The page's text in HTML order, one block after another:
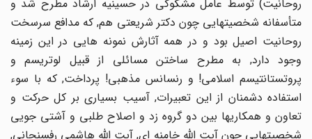
روحانیت) توسط عامل مشکوکى در حسینیه ارشاد مطرح شد و
متأسفانه شخصیتهایى چون دکتر شریعتى هم, که مدافع سرسخت
روحانیت اصیل بود و در همه آثارش نمونه هایى در این زمینه
وجود دارد, به مطرح ساختن مسائلى از قبیل لوتریسم و
پروتستانتیسم اسلامى! و رنسانس مذهبى! پرداخت, که با سوء
استفاده دشمنان از این تعبیرات, آسیب بسیارى بر کل حرکت و
تعاون و همکاریها بین دو گروه زد و اصلاح طلبى و آشتى جویى
شخصیتهایى چون آیت اللّه خامنه اى, آیت اللّه هاشمى رفسنجانى,